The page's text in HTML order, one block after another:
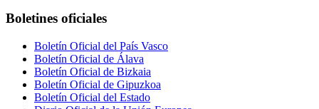
Boletines oficiales
Boletín Oficial del País Vasco
Boletín Oficial de Álava
Boletín Oficial de Bizkaia
Boletín Oficial de Gipuzkoa
Boletín Oficial del Estado